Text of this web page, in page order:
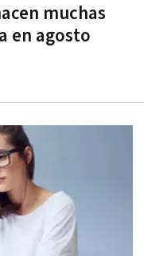
muchas
en agosto